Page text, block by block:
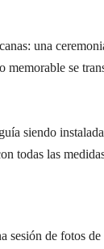
una
se
siendo
todas las
sesión de fotos